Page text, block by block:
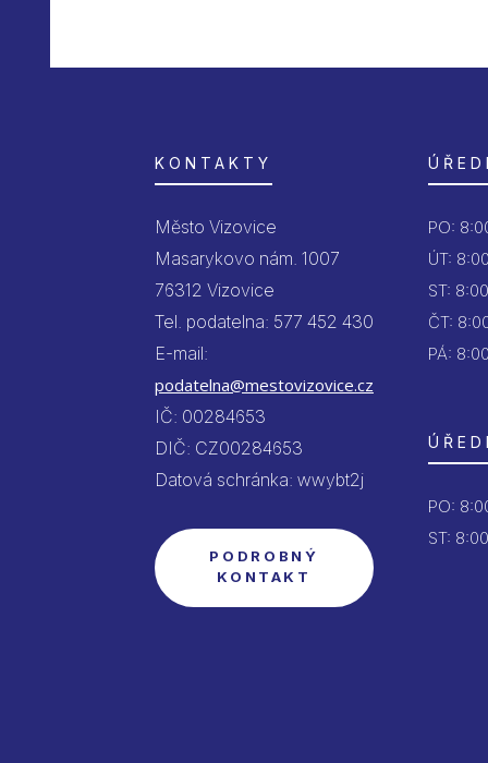
KONTAKTY
Město Vizovice
Masarykovo nám. 1007
76312 Vizovice
Tel. podatelna: 577 452 430
E-mail:
podatelna@mestovizovice.cz
IČ: 00284653
DIČ: CZ00284653
Datová schránka: wwybt2j
PODROBNÝ
KONTAKT
PO:
ÚT:
ST:
ČT:
PÁ:
PO:
ST: